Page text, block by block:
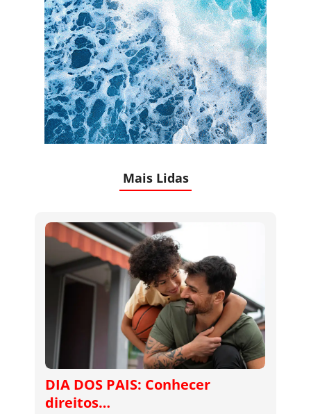
Mais Lidas
DIA DOS PAIS: Conhecer
direitos…